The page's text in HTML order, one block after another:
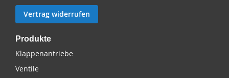
Vertrag widerrufen
Produkte
Klappenantriebe
Ventile